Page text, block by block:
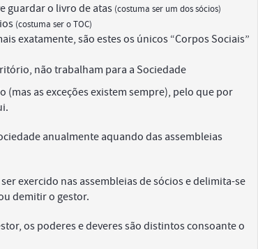
guardar o livro de atas (costuma ser um dos sócios)
(costuma ser o TOC)
exatamente, são estes os únicos “Corpos Sociais”
não trabalham para a Sociedade
as exceções existem sempre), pelo que por
anualmente aquando das assembleias
exercido nas assembleias de sócios e delimita-se
demitir o gestor.
os poderes e deveres são distintos consoante o